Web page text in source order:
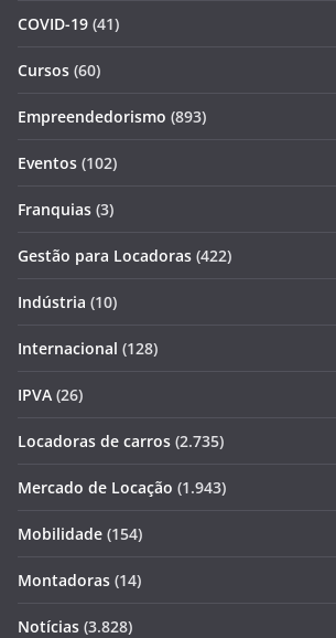
COVID-19 (41)
Cursos (60)
Empreendedorismo (893)
Eventos (102)
Franquias (3)
Gestão para Locadoras (422)
Indústria (10)
Internacional (128)
IPVA (26)
Locadoras de carros (2.735)
Mercado de Locação (1.943)
Mobilidade (154)
Montadoras (14)
Notícias (3.828)